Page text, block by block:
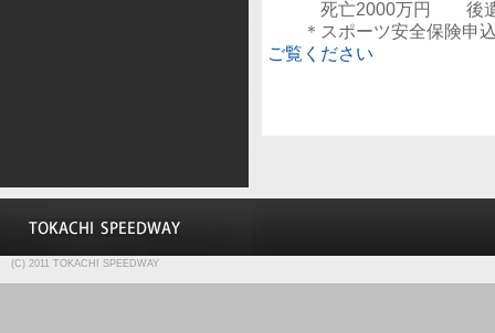
死亡2000万円 後遺
＊スポーツ安全保険申
ご覧ください
(C) 2011 TOKACHI SPEEDWAY